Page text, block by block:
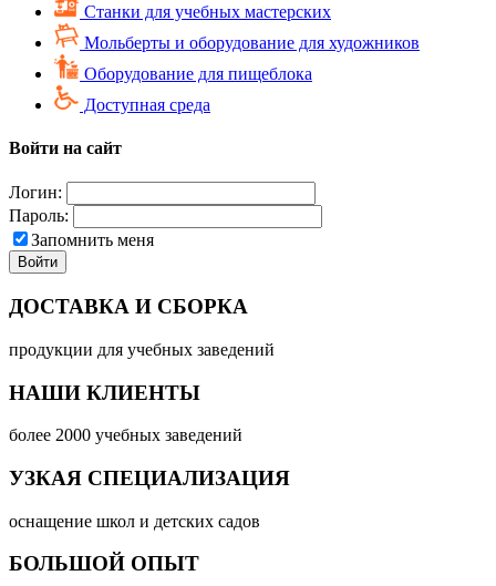
Cтанки для учебных мастерских
Мольберты и оборудование для художников
Оборудование для пищеблока
Доступная среда
Войти на сайт
Логин:
Пароль:
Запомнить меня
ДОСТАВКА И СБОРКА
продукции для учебных заведений
НАШИ КЛИЕНТЫ
более 2000 учебных заведений
УЗКАЯ СПЕЦИАЛИЗАЦИЯ
оснащение школ и детских садов
БОЛЬШОЙ ОПЫТ